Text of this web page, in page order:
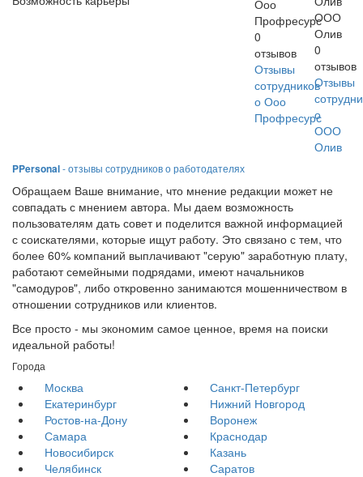
Ооо
Профресурс
0
отзывов
Отзывы
сотрудников
о Ооо
Профресурс
ООО
Олив
0
отзывов
Отзывы
о
ООО
Олив
PPersonal- отзывы сотрудников о работодателях
Обращаем Ваше внимание, что мнение редакции может не
совпадать с мнением автора. Мы даем возможность
пользователям дать совет и поделится важной информацией
с соискателями, которые ищут работу. Это связано с тем, что
более 60% компаний выплачивают "серую" заработную плату,
работают семейными подрядами, имеют начальников
"самодуров", либо откровенно занимаются мошенничеством в
отношении сотрудников или клиентов.
Все просто - мы экономим самое ценное, время на поиски
идеальной работы!
Города
Москва
Санкт-Петербург
Екатеринбург
Нижний Новгород
Ростов-на-Дону
Воронеж
Самара
Краснодар
Новосибирск
Казань
Челябинск
Саратов